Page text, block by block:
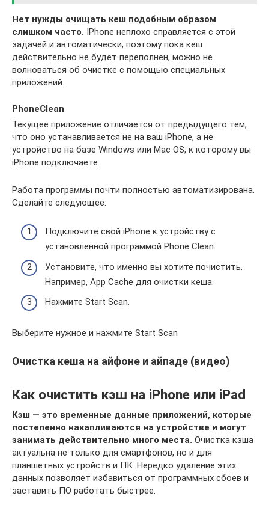
Нет нужды очищать кеш подобным образом
слишком часто. IPhone неплохо справляется с этой
задачей и автоматически, поэтому пока кеш
действительно не будет переполнен, можно не
волноваться об очистке с помощью специальных
приложений.
PhoneClean
Текущее приложение отличается от предыдущего тем,
что оно устанавливается не на ваш iPhone, а не
устройство на базе Windows или Mac OS, к которому вы
iPhone подключаете.
Работа программы почти полностью автоматизирована.
Сделайте следующее:
Подключите свой iPhone к устройству с
установленной программой Phone Clean.
Установите, что именно вы хотите почистить.
Например, App Cache для очистки кеша.
Нажмите Start Scan.
Выберите нужное и нажмите Start Scan
Очистка кеша на айфоне и айпаде (видео)
Как очистить кэш на iPhone или iPad
Кэш — это временные данные приложений, которые
постепенно накапливаются на устройстве и могут
занимать действительно много места. Очистка кэша
актуальна не только для смартфонов, но и для
планшетных устройств и ПК. Нередко удаление этих
данных позволяет избавиться от программных сбоев и
заставить ПО работать быстрее.